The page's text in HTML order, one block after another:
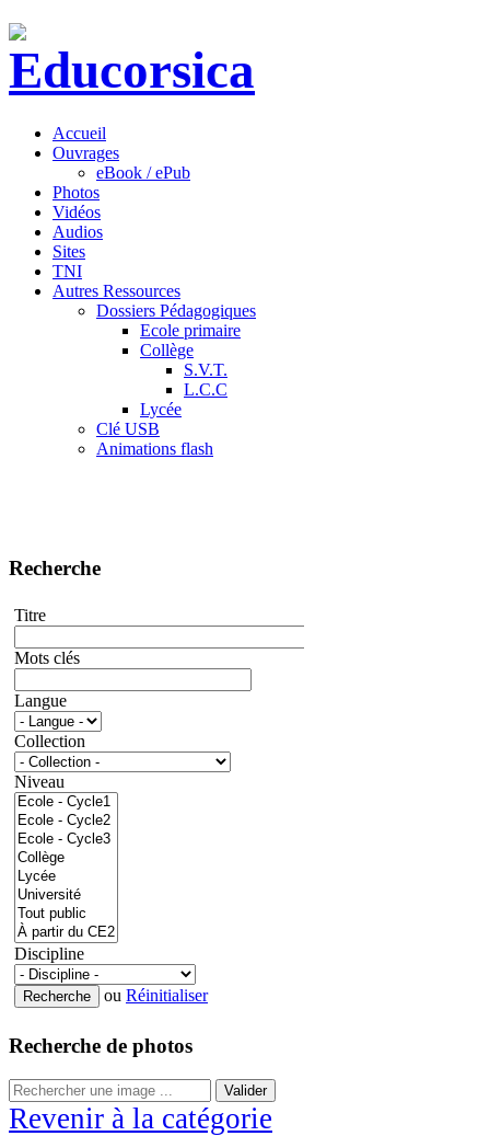
Accueil
Ouvrages
eBook / ePub
Photos
Vidéos
Audios
Sites
TNI
Autres Ressources
Dossiers Pédagogiques
Ecole primaire
Collège
S.V.T.
L.C.C
Lycée
Clé USB
Animations flash
Recherche
Titre
Mots clés
Langue
Collection
Niveau
Discipline
ou Réinitialiser
Recherche de photos
Valider
Revenir à la catégorie